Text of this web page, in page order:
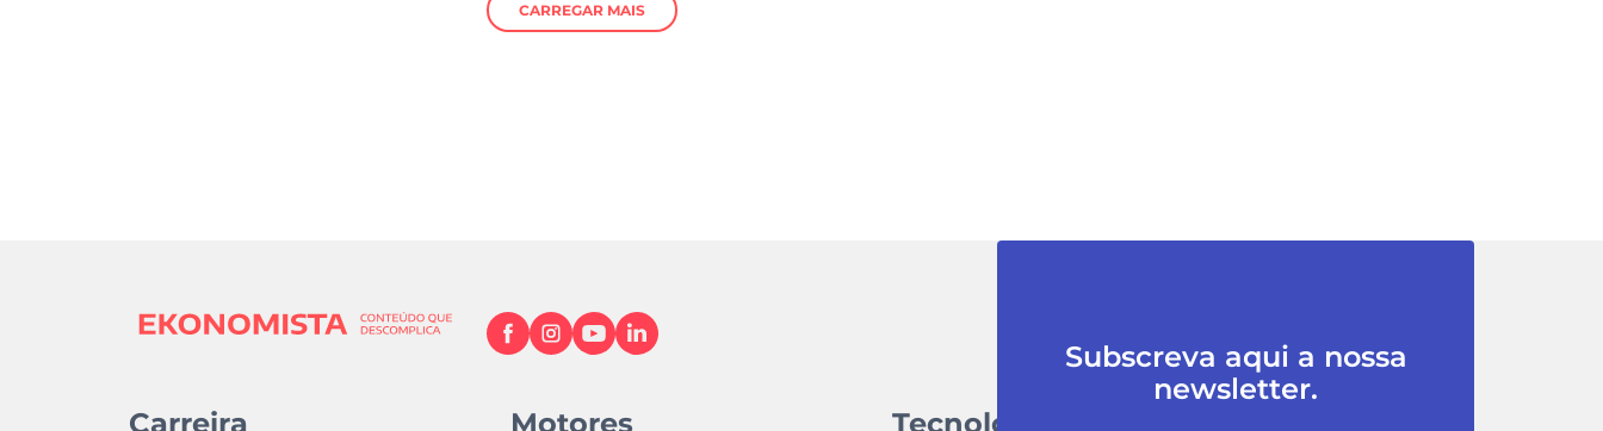
CARREGAR MAIS
Carreira Motores Tecnologia
Subscreva aqui a nossa
newsletter.